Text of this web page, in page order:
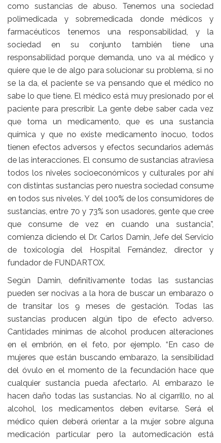
como sustancias de abuso. Tenemos una sociedad
polimedicada y sobremedicada donde médicos y
farmacéuticos tenemos una responsabilidad, y la
sociedad en su conjunto también tiene una
responsabilidad porque demanda, uno va al médico y
quiere que le de algo para solucionar su problema, si no
se la da, el paciente se va pensando que el médico no
sabe lo que tiene. El médico está muy presionado por el
paciente para prescribir. La gente debe saber cada vez
que toma un medicamento, que es una sustancia
química y que no existe medicamento inocuo, todos
tienen efectos adversos y efectos secundarios además
de las interacciones. El consumo de sustancias atraviesa
todos los niveles socioeconómicos y culturales por ahí
con distintas sustancias pero nuestra sociedad consume
en todos sus niveles. Y del 100% de los consumidores de
sustancias, entre 70 y 73% son usadores, gente que cree
que consume de vez en cuando una sustancia”,
comienza diciendo el Dr. Carlos Damin, Jefe del Servicio
de toxicología del Hospital Fernández, director y
fundador de FUNDARTOX.
Según Damin, definitivamente todas las sustancias
pueden ser nocivas a la hora de buscar un embarazo o
de transitar los 9 meses de gestación. Todas las
sustancias producen algún tipo de efecto adverso.
Cantidades mínimas de alcohol producen alteraciones
en el embrión, en el feto, por ejemplo. “En caso de
mujeres que están buscando embarazo, la sensibilidad
del óvulo en el momento de la fecundación hace que
cualquier sustancia pueda afectarlo. Al embarazo le
hacen daño todas las sustancias. No al cigarrillo, no al
alcohol, los medicamentos deben evitarse. Será el
médico quien deberá orientar a la mujer sobre alguna
medicación particular pero la automedicación está